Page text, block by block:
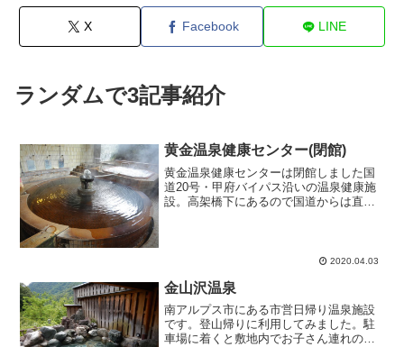
X Facebook LINE
ランダムで3記事紹介
黄金温泉健康センター(閉館)
黄金温泉健康センターは閉館しました国
道20号・甲府バイパス沿いの温泉健康施
設。高架橋下にあるので国道からは直に
2020.04.03
金山沢温泉
南アルプス市にある市営日帰り温泉施設
です。登山帰りに利用してみました。駐
車場に着くと敷地内でお子さん連れの家